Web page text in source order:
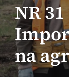
NR
na